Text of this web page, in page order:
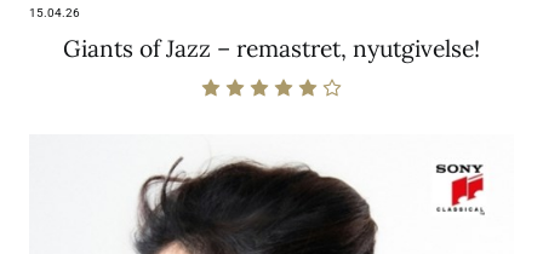
15.04.26
Giants of Jazz – remastret, nyutgivelse!